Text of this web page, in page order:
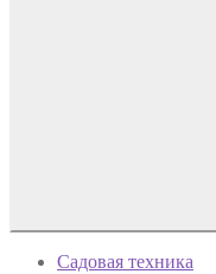
Садовая техника